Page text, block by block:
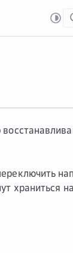
храниться